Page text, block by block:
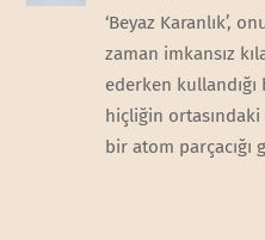
‘Beyaz Karanlık’,
zaman imkansız
ederken
hiçliğin
bir atom parçacığı